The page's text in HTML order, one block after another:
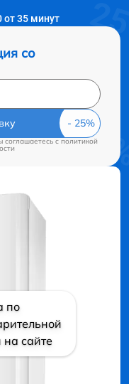
от 35 минут
со
соглашаетесь cполитикой
по
на сайте